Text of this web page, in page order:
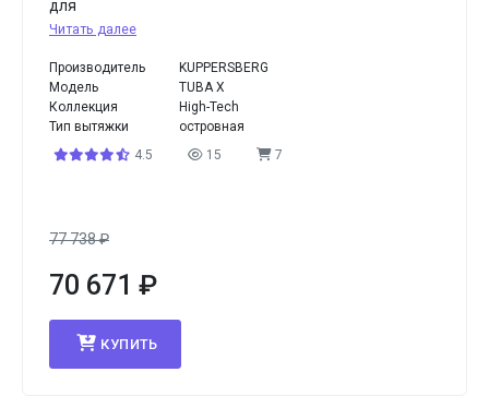
для
Читать далее
Производитель
KUPPERSBERG
Модель
TUBA X
Коллекция
High-Tech
Тип вытяжки
островная
4.5
15 7
77 738₽
70 671 ₽
КУПИТЬ